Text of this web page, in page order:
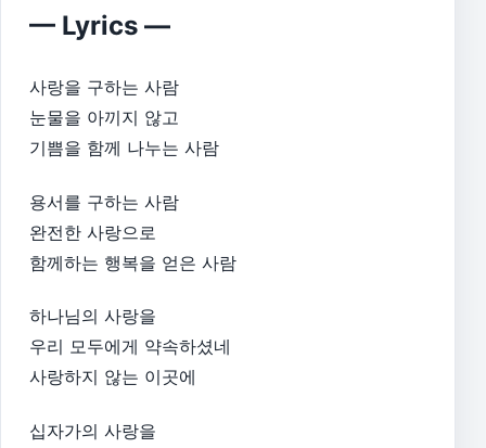
— Lyrics —
사랑을 구하는 사람
눈물을 아끼지 않고
기쁨을 함께 나누는 사람​
용서를 구하는 사람
완전한 사랑으로
함께하는 행복을 얻은 사람​
하나님의 사랑을
우리 모두에게 약속하셨네
사랑하지 않는 이곳에​
십자가의 사랑을